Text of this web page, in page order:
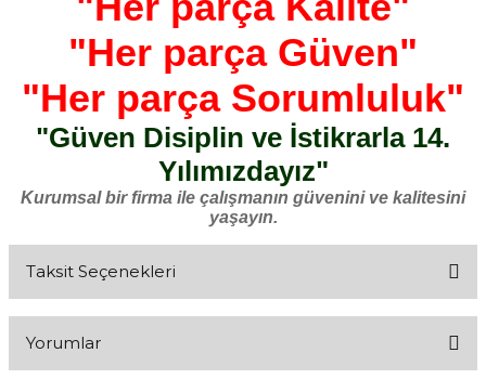
"Her parça Güven"
"Her parça Sorumluluk"
"Güven Disiplin ve İstikrarla 14.
Yılımızdayız"
Kurumsal bir firma ile çalışmanın güvenini ve kalitesini
yaşayın.
Taksit Seçenekleri
Yorumlar